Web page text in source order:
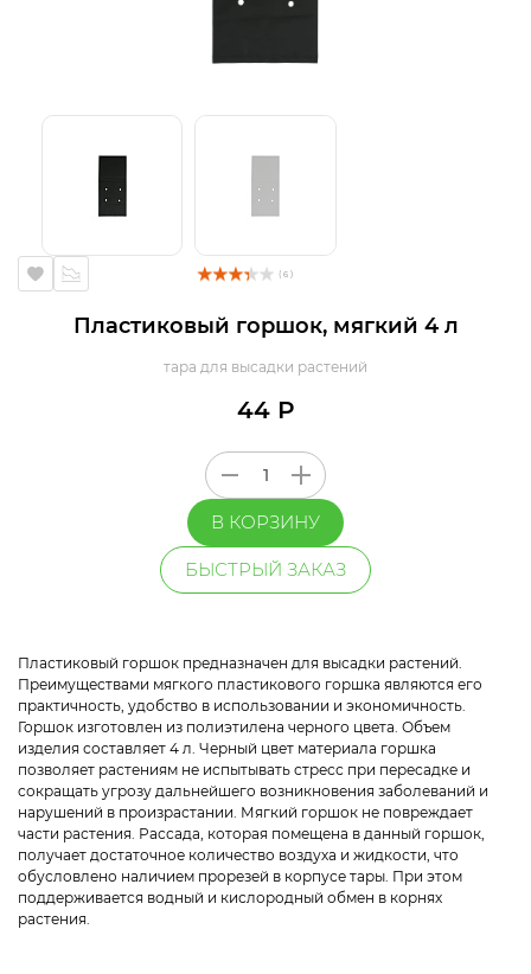
( 6 )
Пластиковый горшок, мягкий 4 л
тара для высадки растений
44 Р
В КОРЗИНУ
БЫСТРЫЙ ЗАКАЗ
Пластиковый горшок предназначен для высадки растений.
Преимуществами мягкого пластикового горшка являются его
практичность, удобство в использовании и экономичность.
Горшок изготовлен из полиэтилена черного цвета. Объем
изделия составляет 4 л. Черный цвет материала горшка
позволяет растениям не испытывать стресс при пересадке и
сокращать угрозу дальнейшего возникновения заболеваний и
нарушений в произрастании. Мягкий горшок не повреждает
части растения. Рассада, которая помещена в данный горшок,
получает достаточное количество воздуха и жидкости, что
обусловлено наличием прорезей в корпусе тары. При этом
поддерживается водный и кислородный обмен в корнях
растения.